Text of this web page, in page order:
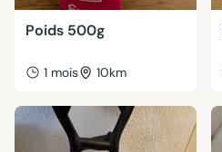
Poids 500g
1 mois 10km